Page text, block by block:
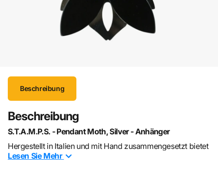
Beschreibung
Beschreibung
S.T.A.M.P.S. - Pendant Moth, Silver - Anhänger
Hergestellt in Italien und mit Hand zusammengesetzt bietet
dir unserer Schmuck ein qualitativ hochwertiges Fashion
Lesen Sie Mehr